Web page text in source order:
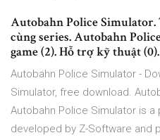
Autobahn Police Simulator.
cùng series. Autobahn
game (2). Hỗ trợ kỹ thuật (0).
Autobahn Police Simulator -
Simulator, free download.
Autobahn Police Simulator is
developed by Z-Software and